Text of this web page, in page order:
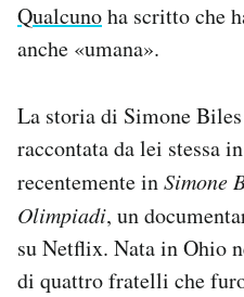
Qualcunoha scritto che
anche «umana».
La storia di Simone
raccontata da lei stessa
recentemente inSimone
Olimpiadi, un
su Netflix. Nata in Ohio
di quattro fratelli che